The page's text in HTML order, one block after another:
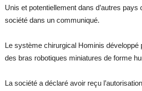
Unis et potentiellement dans d’autres pays
société dans un communiqué.
Le système chirurgical Hominis développé
des bras robotiques miniatures de forme
La société a déclaré avoir reçu